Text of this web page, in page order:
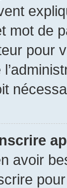
mot de
pour
avoir